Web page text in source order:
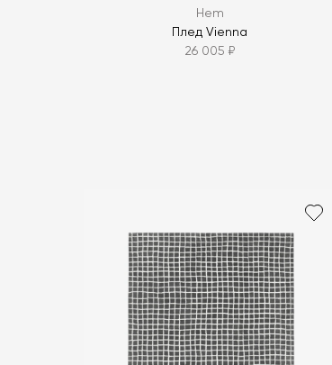
Hem
Плед Vienna
26 005 ₽